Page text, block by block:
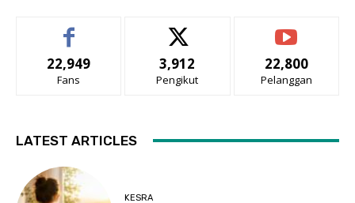
22,949
Fans
3,912
Pengikut
22,800
Pelanggan
LATEST ARTICLES
KESRA